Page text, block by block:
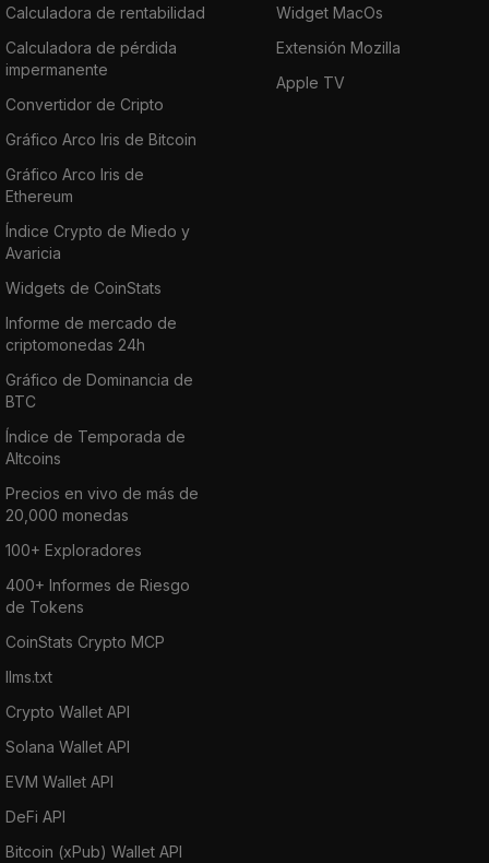
Calculadora de rentabilidad
Calculadora de pérdida
impermanente
Convertidor de Cripto
Gráfico Arco Iris de Bitcoin
Gráfico Arco Iris de
Ethereum
Índice Crypto de Miedo y
Avaricia
Widgets de CoinStats
Informe de mercado de
criptomonedas 24h
Gráfico de Dominancia de
BTC
Índice de Temporada de
Altcoins
Precios en vivo de más de
20,000 monedas
100+ Exploradores
400+ Informes de Riesgo
de Tokens
CoinStats Crypto MCP
llms.txt
Crypto Wallet API
Solana Wallet API
EVM Wallet API
DeFi API
Bitcoin (xPub) Wallet API
Widget MacOs
Extensión Mozilla
Apple TV